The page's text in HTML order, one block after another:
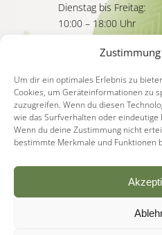
Um dir ein optimales Erlebnis zu
Cookies, um Geräteinformationen zu
zuzugreifen. Wenn du diesen
wie das Surfverhalten oder
Wenn du deine Zustimmung nicht
bestimmte Merkmale und Funktionen
Dienstag bis Freitag:
10:00 – 18:00 Uhr
Sprechzeiten:
11:00 – 13:00 Uhr
15:00 – 17:00 Uhr
© Copyright - 2026 |